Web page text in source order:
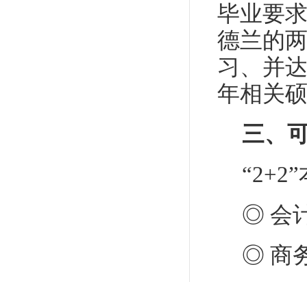
毕业要
德兰的
习、并
年相关
三、
◎ 会
◎ 商